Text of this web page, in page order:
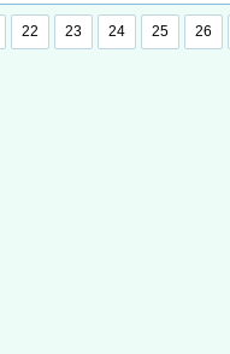
22 23 24 25 26